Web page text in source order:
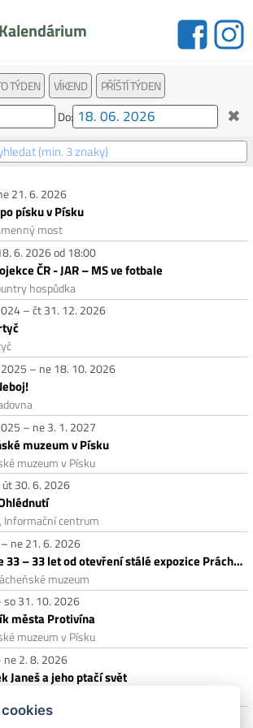
Kalendárium
TÝDEN VÍKEND
PŘÍŠTÍ TÝDEN
Do: ✖
21. 6. 2026
písku v Písku
most
6. 2026 od 18:00
ČR - JAR – MS ve fotbale
hospůdka
– čt 31. 12. 2026
– ne 18. 10. 2026
– ne 3. 1. 2027
muzeum v Písku
muzeum v Písku
30. 6. 2026
Informační centrum
ne 21. 6. 2026
Expozice 33 – 33 let od otevření stálé expozice Prácheňského muzea
muzeum
so 31. 10. 2026
města Protivína
muzeum v Písku
ne 2. 8. 2026
Janeš a jeho ptačí svět
ne 23. 8. 2026